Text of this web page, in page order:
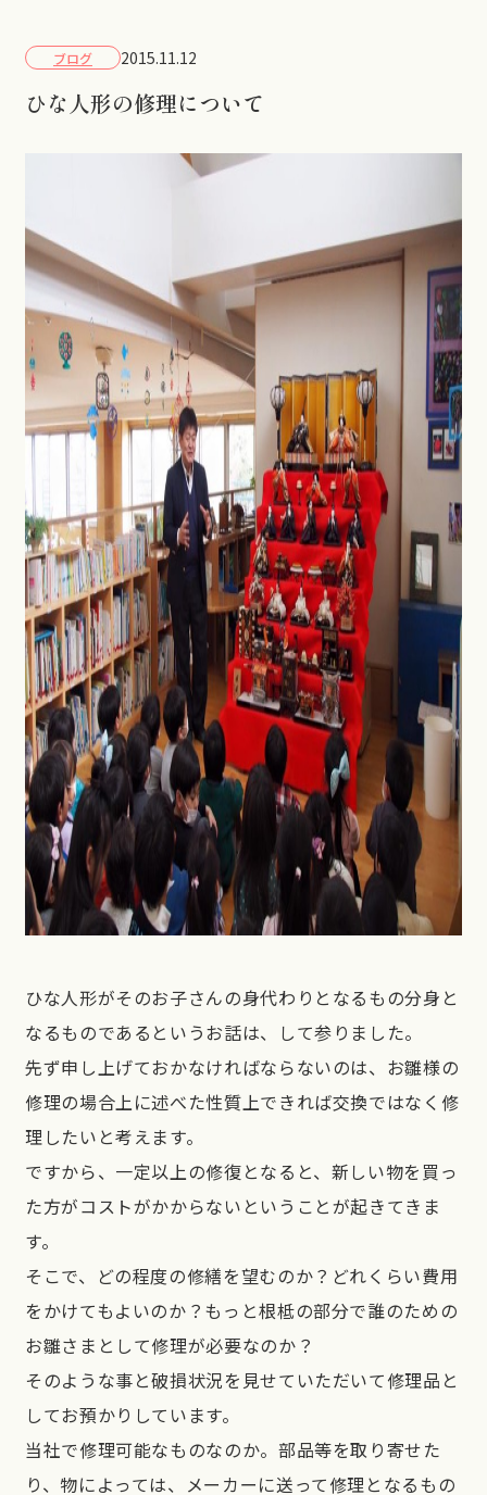
ブログ 2015.11.12
ひな人形の修理について
ひな人形がそのお子さんの身代わりとなるもの分身と
なるものであるというお話は、して参りました。
先ず申し上げておかなければならないのは、お雛様の
修理の場合上に述べた性質上できれば交換ではなく修
理したいと考えます。
ですから、一定以上の修復となると、新しい物を買っ
た方がコストがかからないということが起きてきま
す。
そこで、どの程度の修繕を望むのか？どれくらい費用
をかけてもよいのか？もっと根柢の部分で誰のための
お雛さまとして修理が必要なのか？
そのような事と破損状況を見せていただいて修理品と
してお預かりしています。
当社で修理可能なものなのか。部品等を取り寄せた
り、物によっては、メーカーに送って修理となるもの